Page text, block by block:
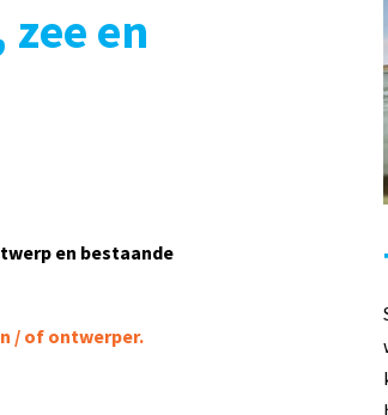
en
en bestaande
/ of ontwerper.